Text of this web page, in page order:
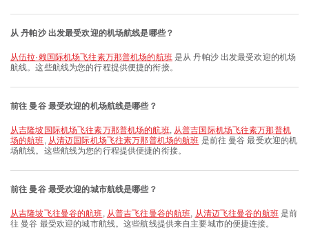
从 丹帕沙 出发最受欢迎的机场航线是哪些？
从伍拉·赖国际机场飞往素万那普机场的航班是从 丹帕沙 出发最受欢迎的机场
航线。这些航线为您的行程提供便捷的衔接。
前往 曼谷 最受欢迎的机场航线是哪些？
从吉隆坡国际机场飞往素万那普机场的航班, 从普吉国际机场飞往素万那普机
场的航班, 从清迈国际机场飞往素万那普机场的航班 是前往 曼谷 最受欢迎的机
场航线。这些航线为您的行程提供便捷的衔接。
前往 曼谷 最受欢迎的城市航线是哪些？
从吉隆坡飞往曼谷的航班, 从普吉飞往曼谷的航班, 从清迈飞往曼谷的航班是前
往 曼谷 最受欢迎的城市航线。这些航线提供来自主要城市的便捷连接。